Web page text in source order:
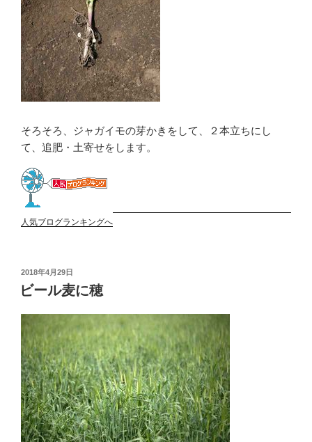
そろそろ、ジャガイモの芽かきをして、２本立ちにし
て、追肥・土寄せをします。
人気ブログランキングへ
投
稿
日:
2018年4月29日
ビール麦に穂